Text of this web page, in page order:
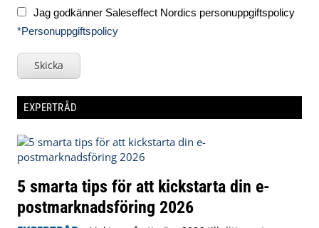
Jag godkänner Saleseffect Nordics personuppgiftspolicy
*Personuppgiftspolicy
Skicka
EXPERTRÅD
5 smarta tips för att kickstarta din e-
postmarknadsföring 2026